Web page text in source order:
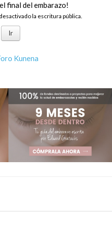
final del embarazo!
la escritura pública.
Kunena